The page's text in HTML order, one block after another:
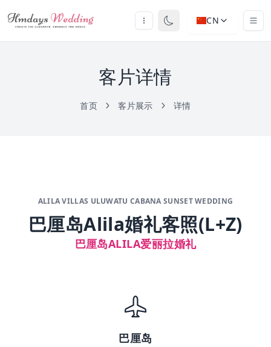
CN
客片详情
首页 客片展示 详情
ALILA VILLAS ULUWATU CABANA SUNSET WEDDING
巴厘岛Alila婚礼客照(L+Z)
巴厘岛ALILA爱丽拉婚礼
巴厘岛